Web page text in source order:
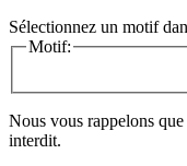
Sélectionnez un motif
Motif:
Nous vous rappelons
interdit.